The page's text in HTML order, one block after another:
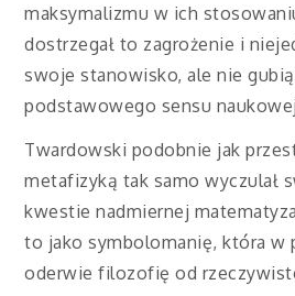
maksymalizmu w ich
dostrzegał to zagrożenie i
swoje stanowisko, ale nie
podstawowego sensu
Twardowski podobnie jak
metafizyką tak samo wyczulał
kwestie nadmiernej
to jako symbolomanię, która w
oderwie filozofię od